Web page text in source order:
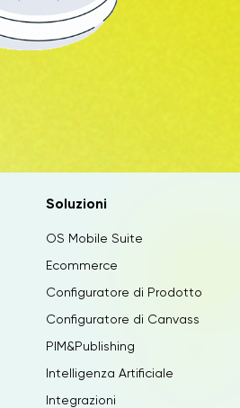
Soluzioni
OS Mobile Suite
Ecommerce
Configuratore di Prodotto
Configuratore di Canvass
PIM&Publishing
Intelligenza Artificiale
Integrazioni